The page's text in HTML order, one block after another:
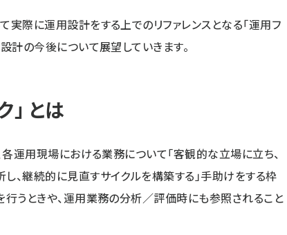
際に運用設計をする上でのリファレンスとなる「運用フ
計の今後について展望していきます。
」 とは
各運用現場における業務について「客観的な立場に立ち、
、継続的に見直すサイクルを構築する」手助けをする枠
行うときや、運用業務の分析／評価時にも参照されること